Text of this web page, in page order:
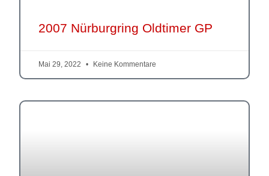
2007 Nürburgring Oldtimer GP
Mai 29, 2022 Keine Kommentare